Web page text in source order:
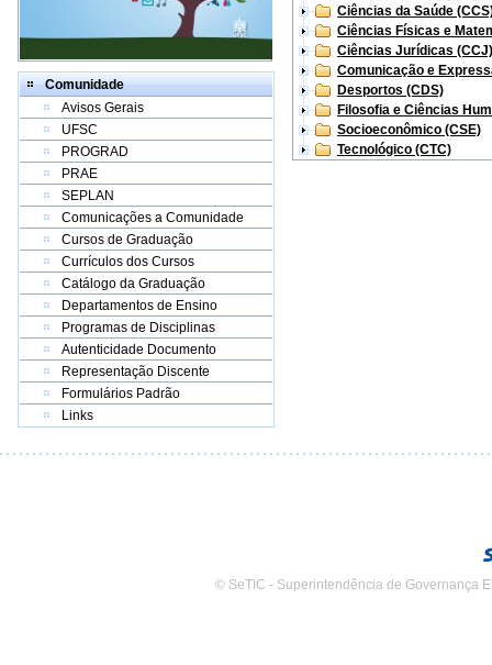
Comunidade
Avisos Gerais
UFSC
PROGRAD
PRAE
SEPLAN
Comunicações a Comunidade
Cursos de Graduação
Currículos dos Cursos
Catálogo da Graduação
Departamentos de Ensino
Programas de Disciplinas
Autenticidade Documento
Representação Discente
Formulários Padrão
Links
Ciências da Saúde
Ciências Físicas e
Ciências Jurídicas (CCJ)
Comunicação e
Desportos (CDS)
Filosofia e Ciências
Socioeconômico (CSE)
Tecnológico (CTC)
© SeTIC - Superintendência de Governança